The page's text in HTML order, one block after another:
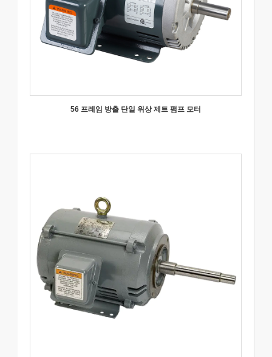
56 프레임 방출 단일 위상 제트 펌프 모터